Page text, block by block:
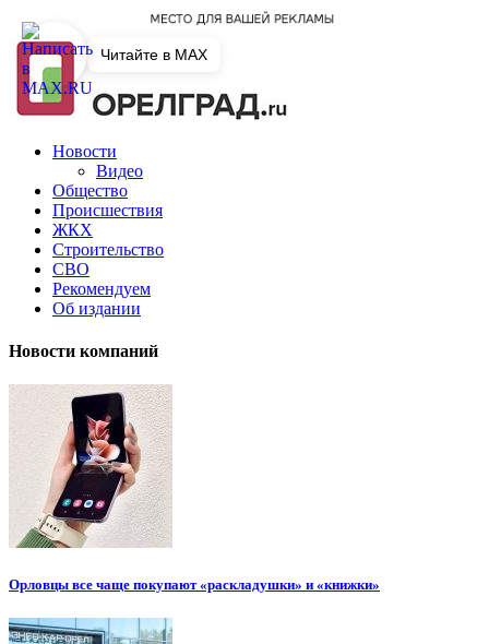
Новости
Видео
Общество
Происшествия
ЖКХ
Строительство
СВО
Рекомендуем
Об издании
Новости компаний
Орловцы все чаще покупают «раскладушки» и «книжки»
Читайте в MAX